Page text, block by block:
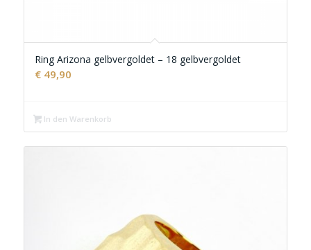
Ring Arizona gelbvergoldet – 18 gelbvergoldet
€49,90
In den Warenkorb